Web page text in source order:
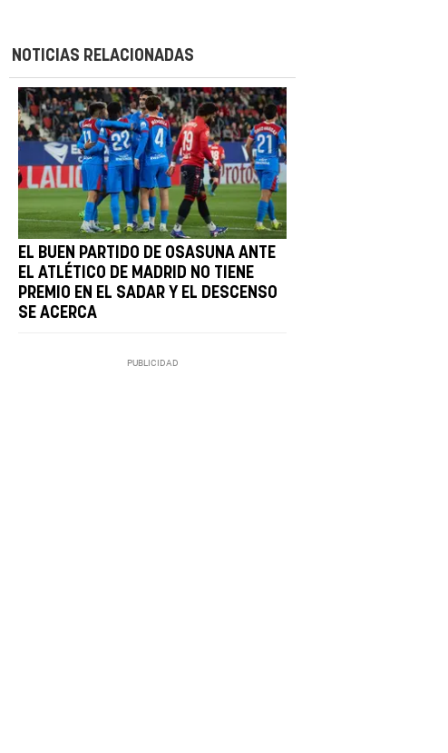
NOTICIAS RELACIONADAS
EL BUEN PARTIDO DE OSASUNA ANTE
EL ATLÉTICO DE MADRID NO TIENE
PREMIO EN EL SADAR Y EL DESCENSO
SE ACERCA